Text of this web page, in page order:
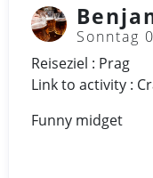
Sonntag
Reiseziel : Prag
Link to activity :
Funny midget